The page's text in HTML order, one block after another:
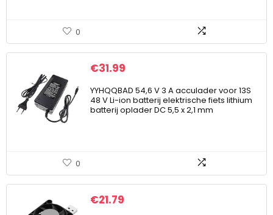
0
€31.99
YYHQQBAD 54,6 V 3 A acculader voor 13S
48 V Li-ion batterij elektrische fiets lithium
batterij oplader DC 5,5 x 2,1 mm
0
€21.79